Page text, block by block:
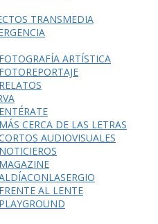
TRANSMEDIA
FOTOGRAFÍA ARTÍSTICA
FOTOREPORTAJE
RELATOS
ENTÉRATE
MÁS CERCA DE LAS LETRAS
AUDIOVISUALES
NOTICIEROS
MAGAZINE
FRENTE AL LENTE
PLAYGROUND